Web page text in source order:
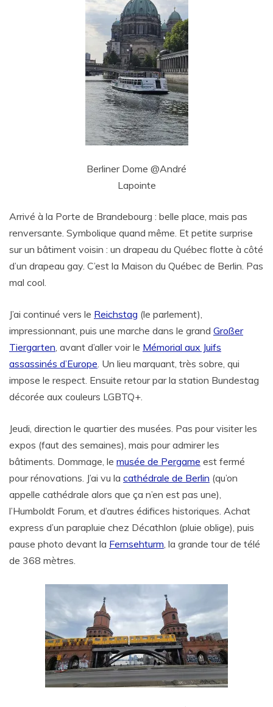
Berliner Dome @André
Lapointe
Arrivé à la Porte de Brandebourg : belle place, mais pas
renversante. Symbolique quand même. Et petite surprise
sur un bâtiment voisin : un drapeau du Québec flotte à côté
d’un drapeau gay. C’est la Maison du Québec de Berlin. Pas
mal cool.
J’ai continué vers le Reichstag (le parlement),
impressionnant, puis une marche dans le grand Großer
Tiergarten, avant d’aller voir le Mémorial aux Juifs
assassinés d’Europe. Un lieu marquant, très sobre, qui
impose le respect. Ensuite retour par la station Bundestag
décorée aux couleurs LGBTQ+.
Jeudi, direction le quartier des musées. Pas pour visiter les
expos (faut des semaines), mais pour admirer les
bâtiments. Dommage, le musée de Pergame est fermé
pour rénovations. J’ai vu la cathédrale de Berlin (qu’on
appelle cathédrale alors que ça n’en est pas une),
l’Humboldt Forum, et d’autres édifices historiques. Achat
express d’un parapluie chez Décathlon (pluie oblige), puis
pause photo devant la Fernsehturm, la grande tour de télé
de 368 mètres.